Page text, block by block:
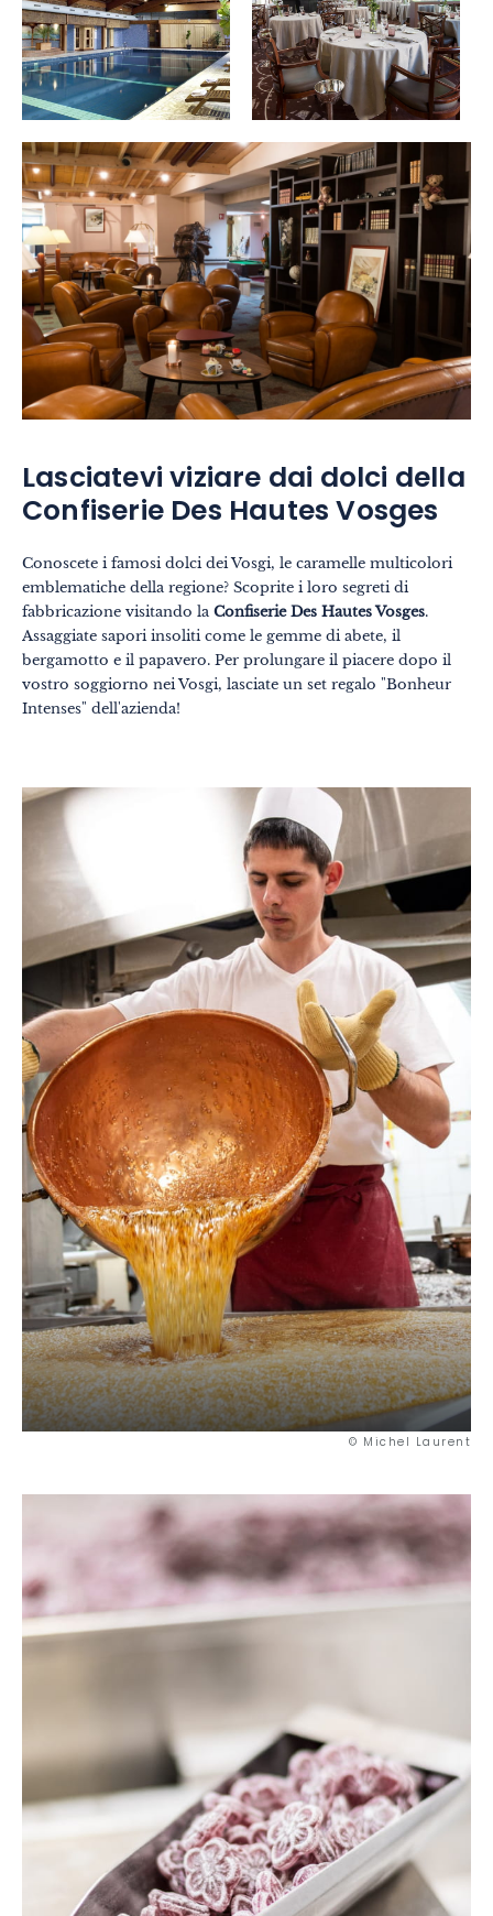
Lasciatevi viziare dai dolci della
Confiserie Des Hautes Vosges
Conoscete i famosi dolci dei Vosgi, le caramelle multicolori
emblematiche della regione? Scoprite i loro segreti di
fabbricazione visitando la Confiserie Des Hautes Vosges.
Assaggiate sapori insoliti come le gemme di abete, il
bergamotto e il papavero. Per prolungare il piacere dopo il
vostro soggiorno nei Vosgi, lasciate un set regalo "Bonheur
Intenses" dell'azienda!
© Michel Laurent